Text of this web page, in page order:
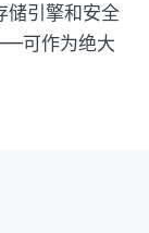
储引擎和安全
可作为绝大